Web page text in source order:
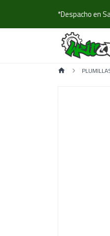
*Despacho en